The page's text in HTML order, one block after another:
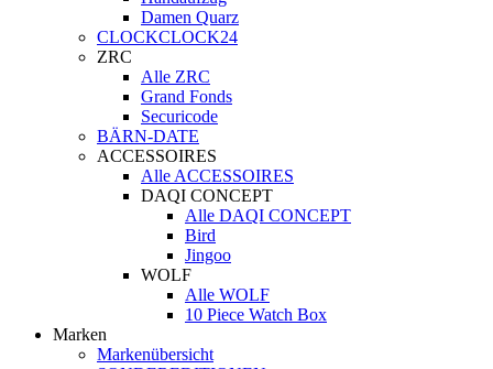
Damen Quarz
CLOCKCLOCK24
ZRC
Alle ZRC
Grand Fonds
Securicode
BÄRN-DATE
ACCESSOIRES
Alle ACCESSOIRES
DAQI CONCEPT
Alle DAQI CONCEPT
Bird
Jingoo
WOLF
Alle WOLF
10 Piece Watch Box
Marken
Markenübersicht